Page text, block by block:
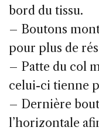
bord du tissu.
– Boutons
pour plus de
– Patte du col
celui-ci tienne
– Dernière
l’horizontale